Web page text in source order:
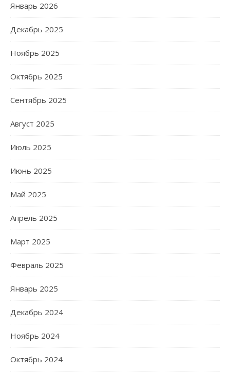
Январь 2026
Декабрь 2025
Ноябрь 2025
Октябрь 2025
Сентябрь 2025
Август 2025
Июль 2025
Июнь 2025
Май 2025
Апрель 2025
Март 2025
Февраль 2025
Январь 2025
Декабрь 2024
Ноябрь 2024
Октябрь 2024